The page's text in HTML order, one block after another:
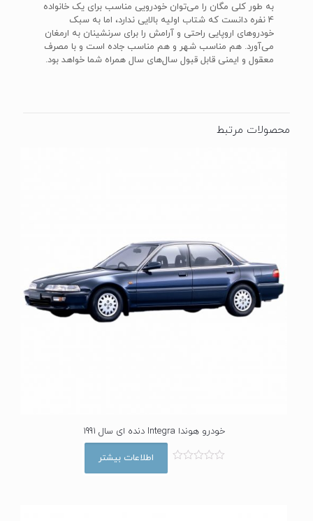
به طور کلی مگان را می‌توان خودرویی مناسب برای یک خانواده
4 نفره دانست که شتاب اولیه بالایی ندارد، اما به سبک
خودروهای اروپایی راحتی و آرامش را برای سرنشینان به ارمغان
می‌آورد. هم مناسب شهر و هم مناسب جاده است و با مصرف
معقول و ایمنی قابل قبول سال‌های سال همراه شما خواهد بود.
محصولات مرتبط
خودرو هوندا Integra دنده ای سال 1991
اطلاعات بیشتر